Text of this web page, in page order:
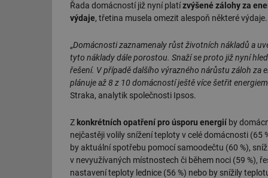
Řada domácností již nyní platízvýšené zálohy za
výdaje, třetina musela omezit alespoň některé
„Domácnosti zaznamenaly růst životních nákladů a
tyto náklady dále porostou. Snaží se proto již nyní
řešení. V případě dalšího výrazného nárůstu záloh za
plánuje až 8 z 10 domácností ještě více šetřit
Straka, analytik společnosti Ipsos.
Z konkrétních opatření pro úsporu energií by
nejčastěji volily snížení teploty v celé domácnosti (65
by aktuální spotřebu pomocí samoodečtu (60 %),
v nevyužívaných místnostech či během noci (59 %),
nastavení teploty lednice (56 %) nebo by snížily